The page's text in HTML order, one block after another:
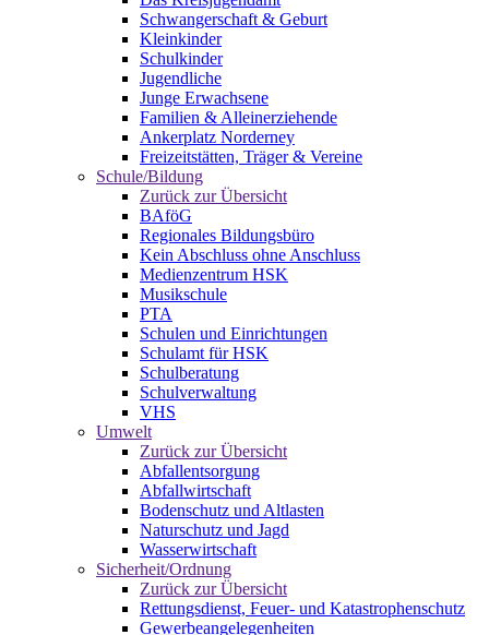
Schwangerschaft & Geburt
Kleinkinder
Schulkinder
Jugendliche
Junge Erwachsene
Familien & Alleinerziehende
Ankerplatz Norderney
Freizeitstätten, Träger & Vereine
Schule/Bildung
Zurück zur Übersicht
BAföG
Regionales Bildungsbüro
Kein Abschluss ohne Anschluss
Medienzentrum HSK
Musikschule
PTA
Schulen und Einrichtungen
Schulamt für HSK
Schulberatung
Schulverwaltung
VHS
Umwelt
Zurück zur Übersicht
Abfallentsorgung
Abfallwirtschaft
Bodenschutz und Altlasten
Naturschutz und Jagd
Wasserwirtschaft
Sicherheit/Ordnung
Zurück zur Übersicht
Rettungsdienst, Feuer- und Katastrophenschutz
Gewerbeangelegenheiten